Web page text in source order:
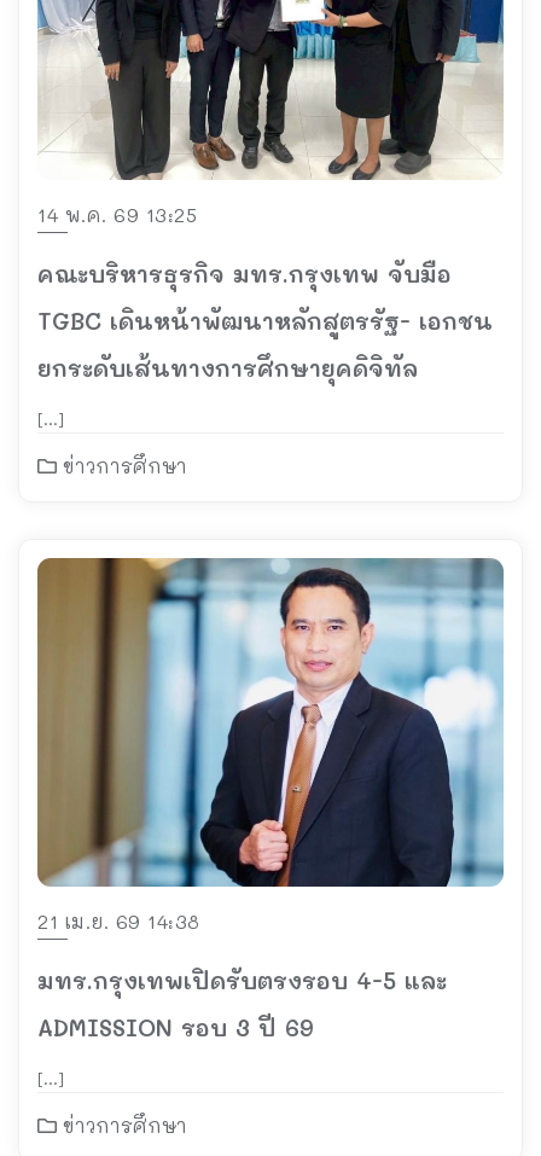
14 พ.ค. 69 13:25
คณะบริหารธุรกิจ มทร.กรุงเทพ จับมือ
TGBC เดินหน้าพัฒนาหลักสูตรรัฐ- เอกชน
ยกระดับเส้นทางการศึกษายุคดิจิทัล
[…]
ข่าวการศึกษา
21 เม.ย. 69 14:38
มทร.กรุงเทพเปิดรับตรงรอบ 4-5 และ
ADMISSION รอบ 3 ปี 69
[…]
ข่าวการศึกษา